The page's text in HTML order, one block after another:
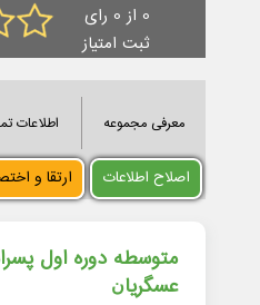
0 از 0 رای
ثبت امتیاز
معرفی مجموعه اطلاعات
اصلاح اطلاعات ارتقا و
متوسطه دوره اول
ﻋﺴﮕﺮﻳﺎﻥ